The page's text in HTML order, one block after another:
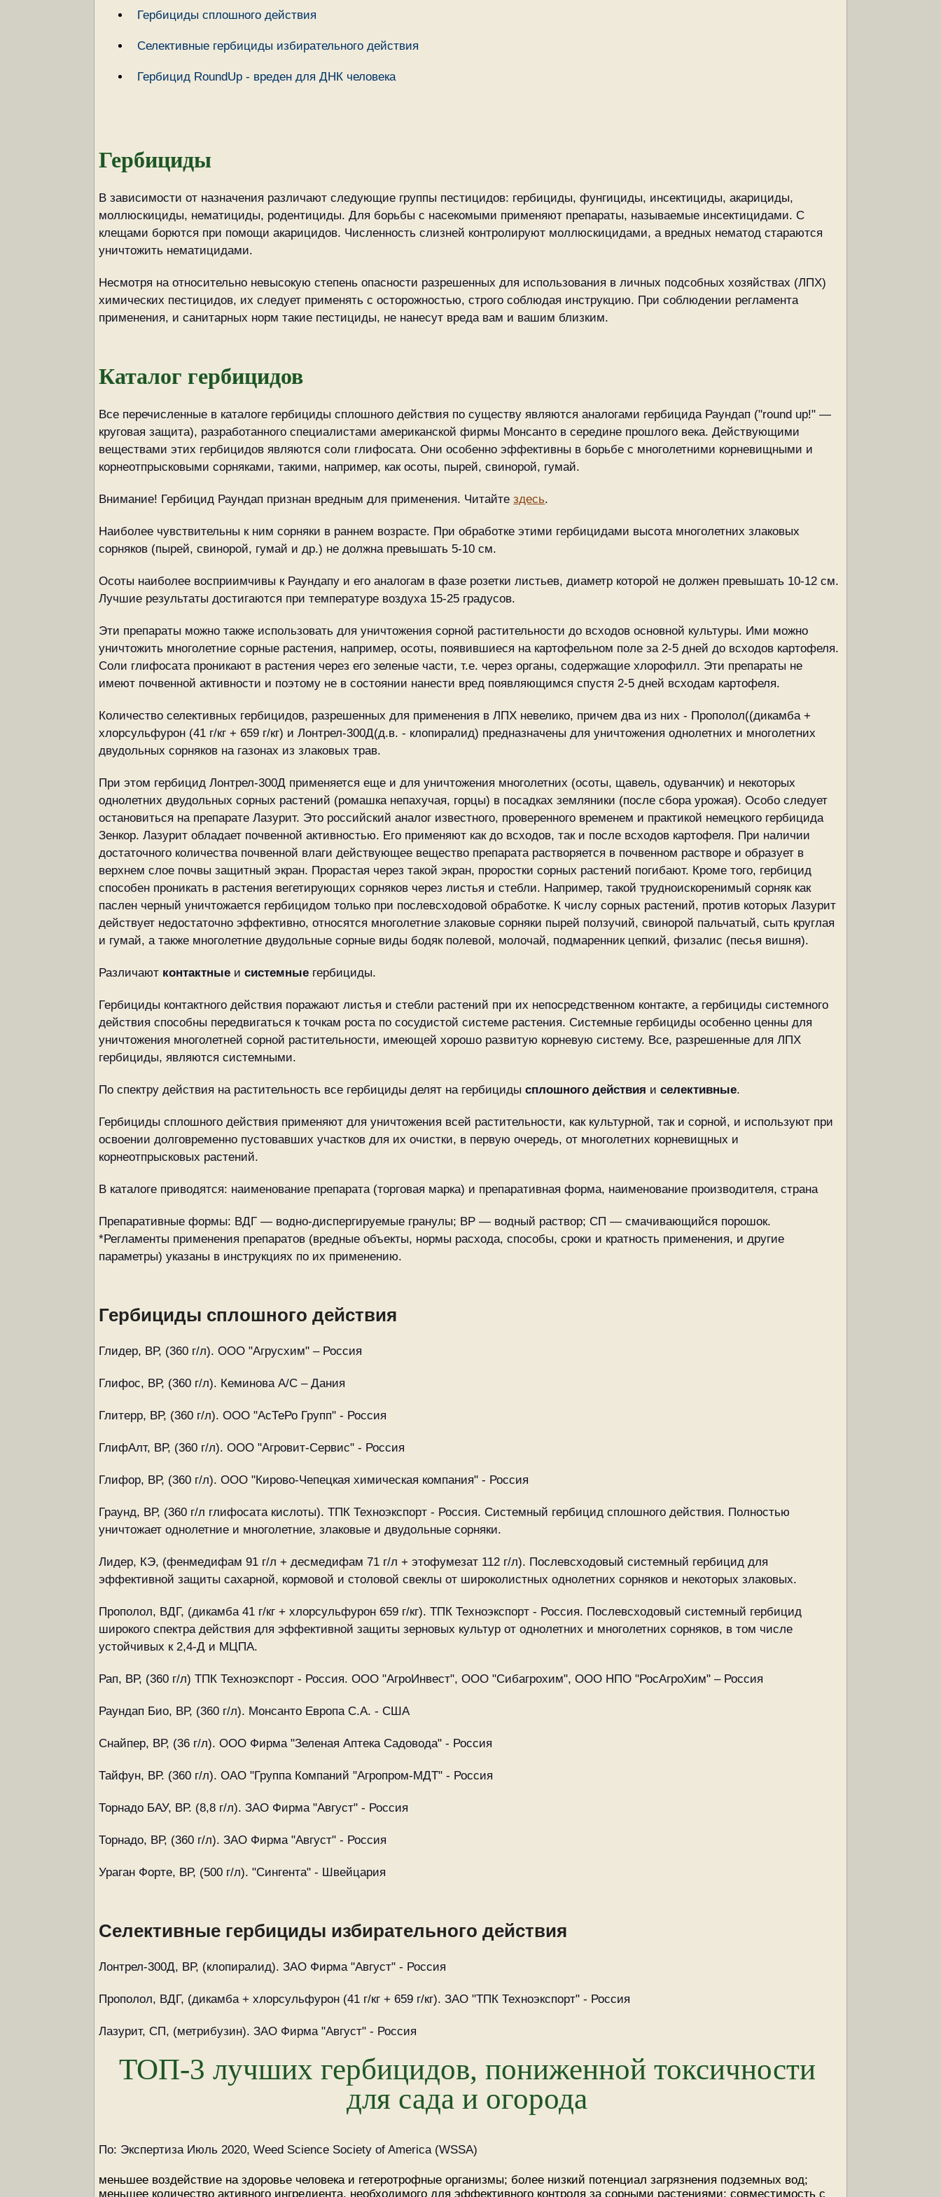
Гербициды сплошного действия
Селективные гербициды избирательного действия
Гербицид RoundUp - вреден для ДНК человека
Гербициды
В зависимости от назначения различают следующие группы пестицидов: гербициды, фунгициды, инсектициды, акарициды,
моллюскициды, нематициды, родентициды. Для борьбы с насекомыми применяют препараты, называемые инсектицидами. С
клещами борются при помощи акарицидов. Численность слизней контролируют моллюскицидами, а вредных нематод стараются
уничтожить нематицидами.
Несмотря на относительно невысокую степень опасности разрешенных для использования в личных подсобных хозяйствах (ЛПХ)
химических пестицидов, их следует применять с осторожностью, строго соблюдая инструкцию. При соблюдении регламента
применения, и санитарных норм такие пестициды, не нанесут вреда вам и вашим близким.
Каталог гербицидов
Все перечисленные в каталоге гербициды сплошного действия по существу являются аналогами гербицида Раундап ("round up!" —
круговая защита), разработанного специалистами американской фирмы Монсанто в середине прошлого века. Действующими
веществами этих гербицидов являются соли глифосата. Они особенно эффективны в борьбе с многолетними корневищными и
корнеотпрысковыми сорняками, такими, например, как осоты, пырей, свинорой, гумай.
Внимание! Гербицид Раундап признан вредным для применения. Читайтездесь.
Наиболее чувствительны к ним сорняки в раннем возрасте. При обработке этими гербицидами высота многолетних злаковых
сорняков (пырей, свинорой, гумай и др.) не должна превышать 5-10 см.
Осоты наиболее восприимчивы к Раундапу и его аналогам в фазе розетки листьев, диаметр которой не должен превышать 10-12 см.
Лучшие результаты достигаются при температуре воздуха 15-25 градусов.
Эти препараты можно также использовать для уничтожения сорной растительности до всходов основной культуры. Ими можно
уничтожить многолетние сорные растения, например, осоты, появившиеся на картофельном поле за 2-5 дней до всходов картофеля.
Соли глифосата проникают в растения через его зеленые части, т.е. через органы, содержащие хлорофилл. Эти препараты не
имеют почвенной активности и поэтому не в состоянии нанести вред появляющимся спустя 2-5 дней всходам картофеля.
Количество селективных гербицидов, разрешенных для применения в ЛПХ невелико, причем два из них - Прополол((дикамба +
хлорсульфурон (41 г/кг + 659 г/кг) и Лонтрел-300Д(д.в. - клопиралид) предназначены для уничтожения однолетних и многолетних
двудольных сорняков на газонах из злаковых трав.
При этом гербицид Лонтрел-300Д применяется еще и для уничтожения многолетних (осоты, щавель, одуванчик) и некоторых
однолетних двудольных сорных растений (ромашка непахучая, горцы) в посадках земляники (после сбора урожая). Особо следует
остановиться на препарате Лазурит. Это российский аналог известного, проверенного временем и практикой немецкого гербицида
Зенкор. Лазурит обладает почвенной активностью. Его применяют как до всходов, так и после всходов картофеля. При наличии
достаточного количества почвенной влаги действующее вещество препарата растворяется в почвенном растворе и образует в
верхнем слое почвы защитный экран. Прорастая через такой экран, проростки сорных растений погибают. Кроме того, гербицид
способен проникать в растения вегетирующих сорняков через листья и стебли. Например, такой трудноискоренимый сорняк как
паслен черный уничтожается гербицидом только при послевсходовой обработке. К числу сорных растений, против которых Лазурит
действует недостаточно эффективно, относятся многолетние злаковые сорняки пырей ползучий, свинорой пальчатый, сыть круглая
и гумай, а также многолетние двудольные сорные виды бодяк полевой, молочай, подмаренник цепкий, физалис (песья вишня).
Различают контактные исистемные гербициды.
Гербициды контактного действия поражают листья и стебли растений при их непосредственном контакте, а гербициды системного
действия способны передвигаться к точкам роста по сосудистой системе растения. Системные гербициды особенно ценны для
уничтожения многолетней сорной растительности, имеющей хорошо развитую корневую систему. Все, разрешенные для ЛПХ
гербициды, являются системными.
По спектру действия на растительность все гербициды делят на гербицидысплошного действия иселективные.
Гербициды сплошного действия применяют для уничтожения всей растительности, как культурной, так и сорной, и используют при
освоении долговременно пустовавших участков для их очистки, в первую очередь, от многолетних корневищных и
корнеотпрысковых растений.
В каталоге приводятся: наименование препарата (торговая марка) и препаративная форма, наименование производителя, страна
Препаративные формы: ВДГ — водно-диспергируемые гранулы; ВР — водный раствор; СП — смачивающийся порошок.
*Регламенты применения препаратов (вредные объекты, нормы расхода, способы, сроки и кратность применения, и другие
параметры) указаны в инструкциях по их применению.
Гербициды сплошного действия
Глидер, ВР, (360 г/л). ООО "Агрусхим" – Россия
Глифос, ВР, (360 г/л). Кеминова А/С – Дания
Глитерр, ВР, (360 г/л). ООО "АсТеРо Групп" - Россия
ГлифАлт, ВР, (360 г/л). ООО "Агровит-Сервис" - Россия
Глифор, ВР, (360 г/л). ООО "Кирово-Чепецкая химическая компания" - Россия
Граунд, ВР, (360 г/л глифосата кислоты). ТПК Техноэкспорт - Россия. Системный гербицид сплошного действия. Полностью
уничтожает однолетние и многолетние, злаковые и двудольные сорняки.
Лидер, КЭ, (фенмедифам 91 г/л + десмедифам 71 г/л + этофумезат 112 г/л). Послевсходовый системный гербицид для
эффективной защиты сахарной, кормовой и столовой свеклы от широколистных однолетних сорняков и некоторых злаковых.
Прополол, ВДГ, (дикамба 41 г/кг + хлорсульфурон 659 г/кг). ТПК Техноэкспорт - Россия. Послевсходовый системный гербицид
широкого спектра действия для эффективной защиты зерновых культур от однолетних и многолетних сорняков, в том числе
устойчивых к 2,4-Д и МЦПА.
Рап, ВР, (360 г/л) ТПК Техноэкспорт - Россия. ООО "АгроИнвест", ООО "Сибагрохим", ООО НПО "РосАгроХим" – Россия
Раундап Био, ВР, (360 г/л). Монсанто Европа С.А. - США
Снайпер, ВР, (36 г/л). ООО Фирма "Зеленая Аптека Садовода" - Россия
Тайфун, ВР. (360 г/л). ОАО "Группа Компаний "Агропром-МДТ" - Россия
Торнадо БАУ, ВР. (8,8 г/л). ЗАО Фирма "Август" - Россия
Торнадо, ВР, (360 г/л). ЗАО Фирма "Август" - Россия
Ураган Форте, ВР, (500 г/л). "Сингента" - Швейцария
Селективные гербициды избирательного действия
Лонтрел-300Д, ВР, (клопиралид). ЗАО Фирма "Август" - Россия
Прополол, ВДГ, (дикамба + хлорсульфурон (41 г/кг + 659 г/кг). ЗАО "ТПК Техноэкспорт" - Россия
Лазурит, СП, (метрибузин). ЗАО Фирма "Август" - Россия
ТОП-3 лучших гербицидов, пониженной токсичности
для сада и огорода
По: Экспертиза Июль 2020, Weed Science Society of America (WSSA)
меньшее воздействие на здоровье человека и гетеротрофные организмы; более низкий потенциал загрязнения подземных вод;
меньшее количество активного ингредиента, необходимого для эффективного контроля за сорными растениями; совместимость с